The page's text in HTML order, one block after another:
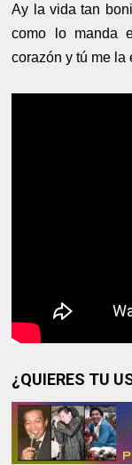
Ay la vida tan
como lo manda
corazón y tú me la
¿QUIERES TU